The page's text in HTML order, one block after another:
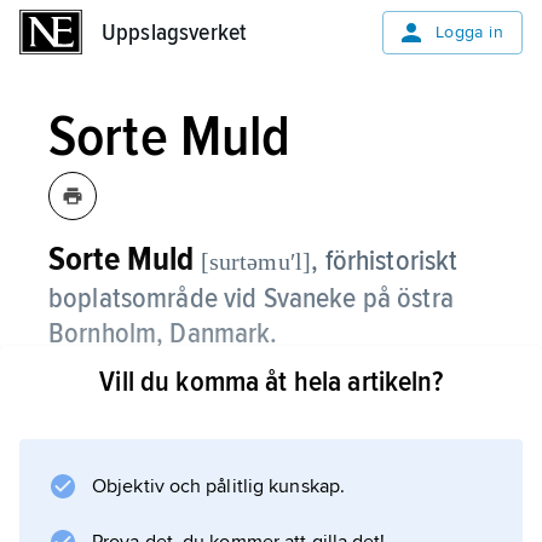
Uppslagsverket Logga in
Sorte Muld
Sorte Muld [surtəmuʹl], förhistoriskt
boplatsområde vid Svaneke på östra
Bornholm, Danmark.
Över en yta av 40 000–50 000 m
omfattande material från äldre romersk
Vill du komma åt hela artikeln?
Objektiv och pålitlig kunskap.